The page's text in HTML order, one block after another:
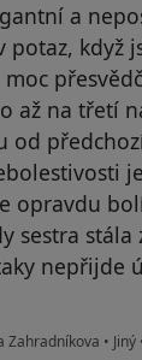
a
potaz, když
až na třetí
od
opravdu
sestra
nepřijde
Zahradníkova • Jiný